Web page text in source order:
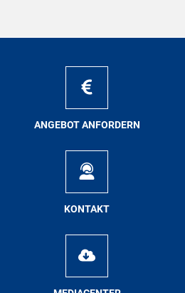
AN­GE­BOT AN­FOR­DERN
KON­TAKT